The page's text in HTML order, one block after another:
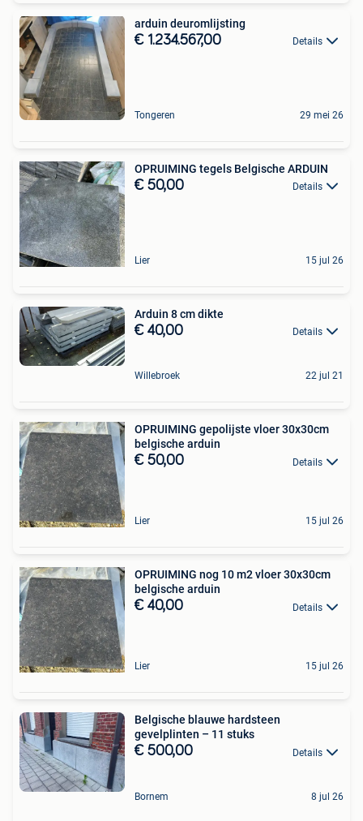
arduin deuromlijsting
€ 1.234.567,00 Details
Tongeren 29 mei 26
OPRUIMING tegels Belgische ARDUIN
€ 50,00 Details
Lier 15 jul 26
Arduin 8 cm dikte
€ 40,00 Details
Willebroek 22 jul 21
OPRUIMING gepolijste vloer 30x30cm
belgische arduin
€ 50,00 Details
Lier 15 jul 26
OPRUIMING nog 10 m2 vloer 30x30cm
belgische arduin
€ 40,00 Details
Lier 15 jul 26
Belgische blauwe hardsteen
gevelplinten – 11 stuks
€ 500,00 Details
Bornem 8 jul 26